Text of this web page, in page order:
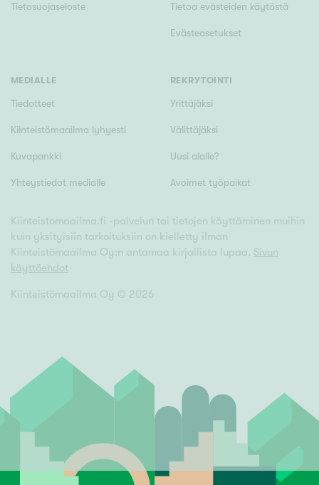
Oma ranta
Senioriasunto
Tietosuojaseloste Tietoa evästeiden käytöstä
Evästeasetukset
MEDIALLE
Tiedotteet
Kiinteistömaailma lyhyesti
Kuvapankki
Yhteystiedot medialle
REKRYTOINTI
Yrittäjäksi
Välittäjäksi
Uusi alalle?
Avoimet työpaikat
Kiinteistomaailma.fi -palvelun tai tietojen käyttäminen muihin
kuin yksityisiin tarkoituksiin on kielletty ilman
Kiinteistömaailma Oy:n antamaa kirjallista lupaa. Sivun
käyttöehdot
Kiinteistömaailma Oy © 2026